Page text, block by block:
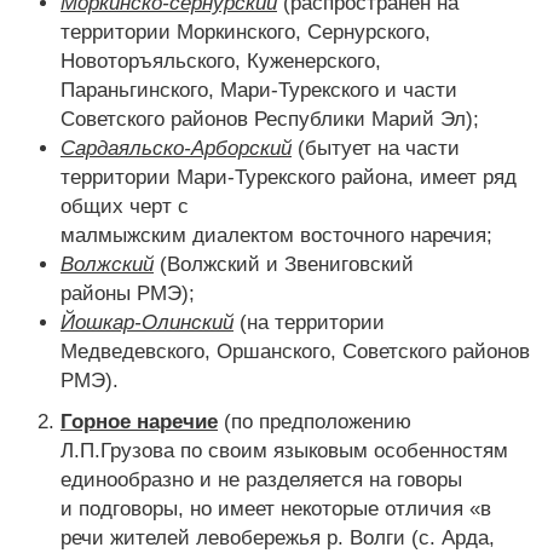
территории Моркинского, Сернурского,
Новоторъяльского, Куженерского,
Параньгинского, Мари-Турекского и части
Советского районов Республики Марий Эл);
Сардаяльско-Арборский (бытует на части
территории Мари-Турекского района, имеет ряд
общих черт с
малмыжским диалектом восточного наречия;
Волжский (Волжский и Звениговский
районы РМЭ);
Йошкар-Олинский (на территории
Медведевского, Оршанского, Советского районов
РМЭ).
Горное наречие (по предположению
Л.П.Грузова по своим языковым особенностям
единообразно и не разделяется на говоры
и подговоры, но имеет некоторые отличия «в
речи жителей левобережья р. Волги (с. Арда,